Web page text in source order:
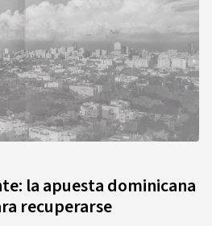
la apuesta dominicana
recuperarse